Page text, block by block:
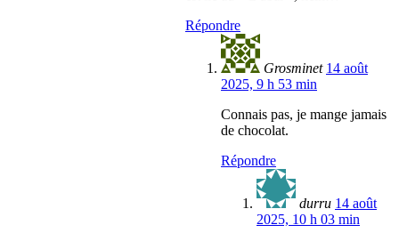
Répondre
Grosminet 14 août
2025, 9 h 53 min
Connais pas, je mange jamais
de chocolat.
Répondre
durru 14 août
2025, 10 h 03 min